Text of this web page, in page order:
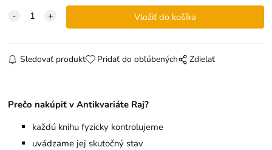
Sledovať produkt Pridať do obľúbených Zdielať
Prečo nakúpiť v Antikvariáte Raj?
každú knihu fyzicky kontrolujeme
uvádzame jej skutočný stav